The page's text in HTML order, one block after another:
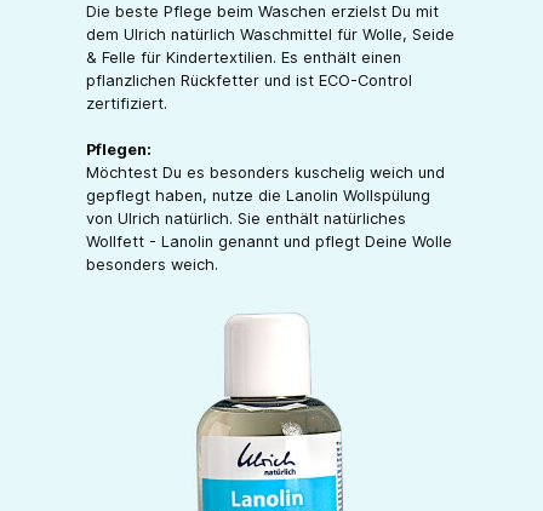
Die beste Pflege beim Waschen erzielst Du mit
dem Ulrich natürlich Waschmittel für Wolle, Seide
& Felle für Kindertextilien. Es enthält einen
pflanzlichen Rückfetter und ist ECO-Control
zertifiziert.
Pflegen:
Möchtest Du es besonders kuschelig weich und
gepflegt haben, nutze die Lanolin Wollspülung
von Ulrich natürlich. Sie enthält natürliches
Wollfett - Lanolin genannt und pflegt Deine Wolle
besonders weich.